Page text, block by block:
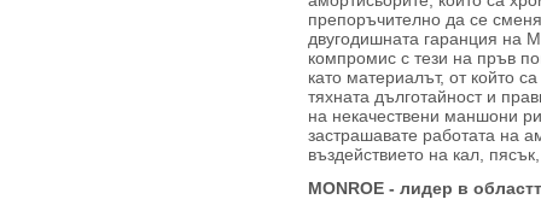
препоръчително да се
двугодишната гаранция на
компромис с тези на пръв
като материалът, от който
тяхната дълготайност и
на некачествени маншони
застрашавате работата на
въздействието на кал,
MONROE - лидер в